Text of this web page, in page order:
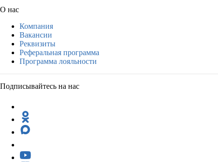
О нас
Компания
Вакансии
Реквизиты
Реферальная программа
Программа лояльности
Подписывайтесь на нас